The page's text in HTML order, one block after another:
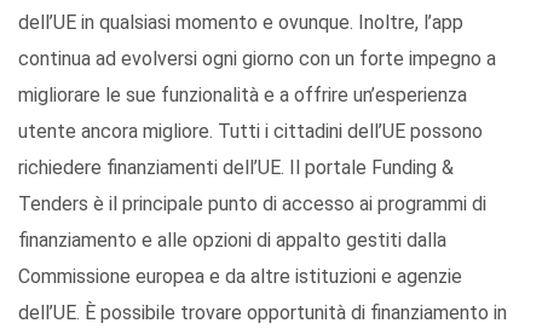
dell’UE in qualsiasi momento e ovunque. Inoltre, l’app
continua ad evolversi ogni giorno con un forte impegno a
migliorare le sue funzionalità e a offrire un’esperienza
utente ancora migliore. Tutti i cittadini dell’UE possono
richiedere finanziamenti dell’UE. Il portale Funding &
Tenders è il principale punto di accesso ai programmi di
finanziamento e alle opzioni di appalto gestiti dalla
Commissione europea e da altre istituzioni e agenzie
dell’UE. È possibile trovare opportunità di finanziamento in